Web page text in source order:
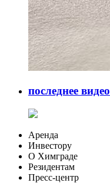
последнее видео
Аренда
Инвестору
О Химграде
Резидентам
Пресс-центр